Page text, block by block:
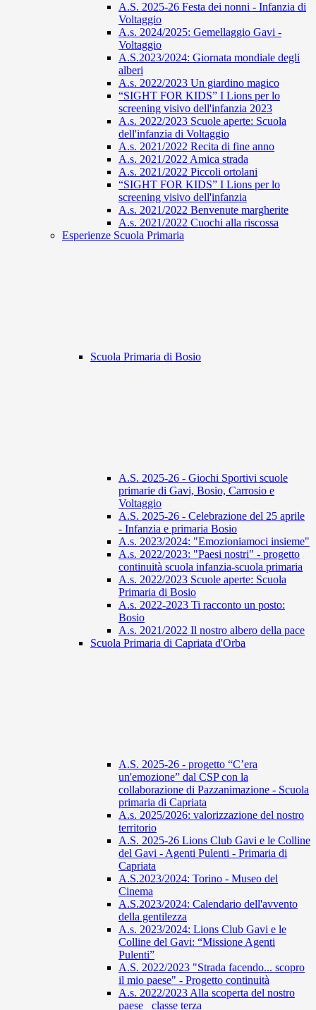
A.S. 2025-26 Festa dei nonni - Infanzia di
Voltaggio
A.s. 2024/2025: Gemellaggio Gavi -
Voltaggio
A.S.2023/2024: Giornata mondiale degli
alberi
A.s. 2022/2023 Un giardino magico
“SIGHT FOR KIDS” I Lions per lo
screening visivo dell'infanzia 2023
A.s. 2022/2023 Scuole aperte: Scuola
dell'infanzia di Voltaggio
A.s. 2021/2022 Recita di fine anno
A.s. 2021/2022 Amica strada
A.s. 2021/2022 Piccoli ortolani
“SIGHT FOR KIDS” I Lions per lo
screening visivo dell'infanzia
A.s. 2021/2022 Benvenute margherite
A.s. 2021/2022 Cuochi alla riscossa
Esperienze Scuola Primaria
Scuola Primaria di Bosio
A.S. 2025-26 - Giochi Sportivi scuole
primarie di Gavi, Bosio, Carrosio e
Voltaggio
A.S. 2025-26 - Celebrazione del 25 aprile
- Infanzia e primaria Bosio
A.s. 2023/2024: "Emozioniamoci insieme"
A.s. 2022/2023: "Paesi nostri" - progetto
continuità scuola infanzia-scuola primaria
A.s. 2022/2023 Scuole aperte: Scuola
Primaria di Bosio
A.s. 2022-2023 Ti racconto un posto:
Bosio
A.s. 2021/2022 Il nostro albero della pace
Scuola Primaria di Capriata d'Orba
A.S. 2025-26 - progetto “C’era
un'emozione” dal CSP con la
collaborazione di Pazzanimazione - Scuola
primaria di Capriata
A.s. 2025/2026: valorizzazione del nostro
territorio
A.S. 2025-26 Lions Club Gavi e le Colline
del Gavi - Agenti Pulenti - Primaria di
Capriata
A.S.2023/2024: Torino - Museo del
Cinema
A.S.2023/2024: Calendario dell'avvento
della gentilezza
A.s. 2023/2024: Lions Club Gavi e le
Colline del Gavi: “Missione Agenti
Pulenti”
A.S. 2022/2023 "Strada facendo... scopro
il mio paese" - Progetto continuità
A.s. 2022/2023 Alla scoperta del nostro
paese_ classe terza